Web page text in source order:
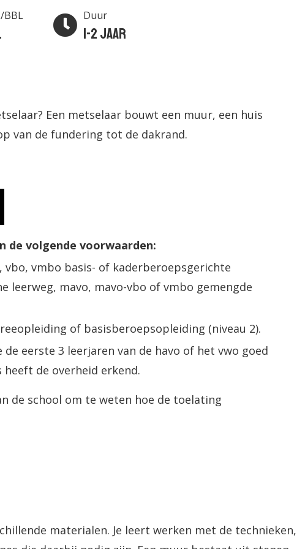
BBL Duur
1-2 jaar
Een metselaar bouwt een muur, een huis
van de fundering tot de dakrand.
de volgende voorwaarden:
vbo, vmbo basis- of kaderberoepsgerichte
leerweg, mavo, mavo-vbo of vmbo gemengde
of basisberoepsopleiding (niveau 2).
de eerste 3 leerjaren van de havo of het vwo goed
de overheid erkend.
de school om te weten hoe de toelating
materialen. Je leert werken met de technieken,